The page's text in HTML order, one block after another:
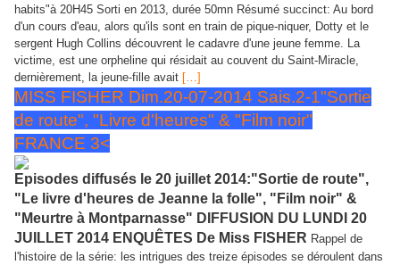
habits"à 20H45 Sorti en 2013, durée 50mn Résumé succinct: Au bord
d'un cours d'eau, alors qu'ils sont en train de pique-niquer, Dotty et le
sergent Hugh Collins découvrent le cadavre d'une jeune femme. La
victime, est une orpheline qui résidait au couvent du Saint-Miracle,
dernièrement, la jeune-fille avait […]
MISS FISHER Dim.20-07-2014 Sais.2-1"Sortie
de route", "Livre d'heures" & "Film noir"
FRANCE 3<
Episodes diffusés le 20 juillet 2014:"Sortie de route",
"Le livre d'heures de Jeanne la folle", "Film noir" &
"Meurtre à Montparnasse" DIFFUSION DU LUNDI 20
JUILLET 2014 ENQUÊTES De Miss FISHER Rappel de
l'histoire de la série: les intrigues des treize épisodes se déroulent dans